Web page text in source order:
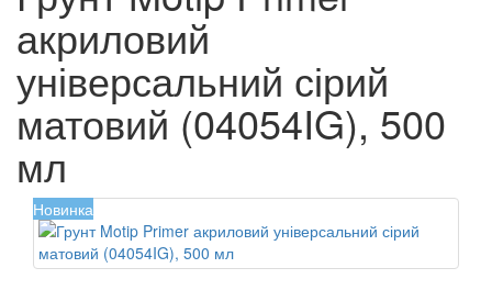
акриловий
універсальний сірий
матовий (04054IG), 500
мл
Новинка